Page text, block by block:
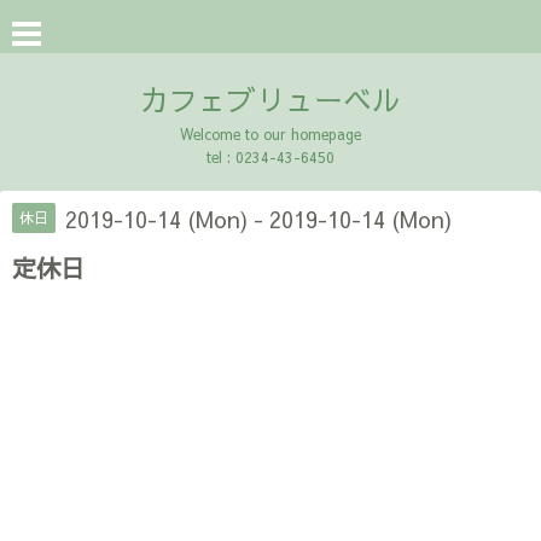
カフェブリューベル
Welcome to our homepage
tel : 0234-43-6450
休日 2019-10-14 (Mon) - 2019-10-14 (Mon)
定休日